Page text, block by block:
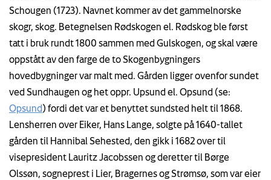
Schougen (1723). Navnet kommer av det gammelnorske
skogr, skog. Betegnelsen Rødskogen el. Rødskog ble først
tatt i bruk rundt 1800 sammen med Gulskogen, og skal være
oppstått av den farge de to Skogenbygningers
hovedbygninger var malt med. Gården ligger ovenfor sundet
ved Sundhaugen og het oppr. Upsund el. Opsund (se:
Opsund) fordi det var et benyttet sundsted helt til 1868.
Lensherren over Eiker, Hans Lange, solgte på 1640-tallet
gården til Hannibal Sehested, den gikk i 1682 over til
visepresident Lauritz Jacobssen og deretter til Børge
Olssøn, sogneprest i Lier, Bragernes og Strømsø, som var eier